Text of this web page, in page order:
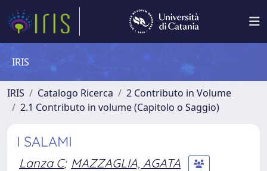
IRIS
IRIS Catalogo Ricerca
2 Contributo in Volume
2.1 Contributo in volume (Capitolo o Saggio)
I SALAMI
Lanza C; MAZZAGLIA, AGATA